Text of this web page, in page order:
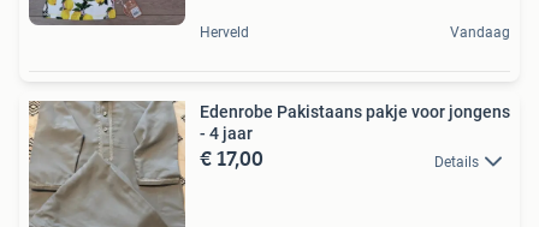
Herveld Vandaag
Edenrobe Pakistaans pakje voor jongens
- 4 jaar
€ 17,00 Details